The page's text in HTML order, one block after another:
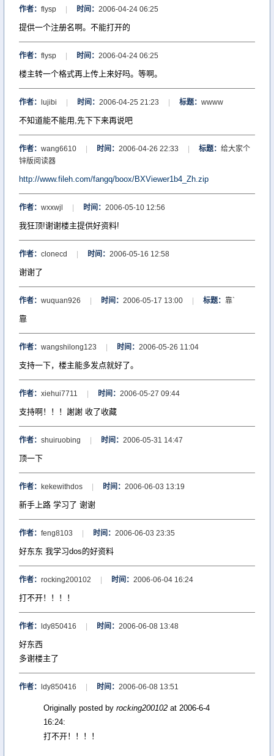
作者： flysp 时间： 2006-04-24 06:25
提供一个注册名啊。不能打开的
作者： flysp 时间： 2006-04-24 06:25
楼主转一个格式再上传上来好吗。等啊。
作者： lujibi 时间： 2006-04-25 21:23 标题： wwww
不知道能不能用,先下下来再说吧
作者： wang6610 时间： 2006-04-26 22:33 标题： 给大家个
锌版阅读器
http://www.fileh.com/fangq/boox/BXViewer1b4_Zh.zip
作者： wxxwjl 时间： 2006-05-10 12:56
我狂顶!谢谢楼主提供好资料!
作者： clonecd 时间： 2006-05-16 12:58
谢谢了
作者： wuquan926 时间： 2006-05-17 13:00 标题： 靠`
靠
作者： wangshilong123 时间： 2006-05-26 11:04
支持一下，楼主能多发点就好了。
作者： xiehui7711 时间： 2006-05-27 09:44
支持啊！！！謝謝 收了收藏
作者： shuiruobing 时间： 2006-05-31 14:47
顶一下
作者： kekewithdos 时间： 2006-06-03 13:19
新手上路 学习了 谢谢
作者： feng8103 时间： 2006-06-03 23:35
好东东 我学习dos的好资料
作者： rocking200102 时间： 2006-06-04 16:24
打不开！！！！
作者： ldy850416 时间： 2006-06-08 13:48
好东西
多谢楼主了
作者： ldy850416 时间： 2006-06-08 13:51
Originally posted by rocking200102 at 2006-6-4
16:24:
打不开！！！！